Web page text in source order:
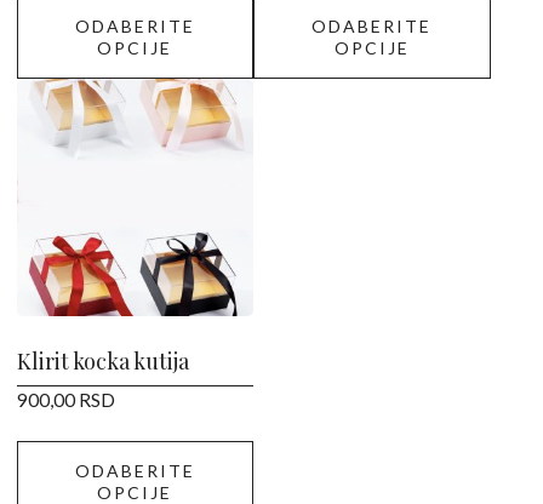
ODABERITE
OPCIJE
ODABERITE
OPCIJE
Klirit kocka kutija
900,00 RSD
ODABERITE
OPCIJE
Ovaj
proizvod
Opcije
mogu
biti
izabrane
na